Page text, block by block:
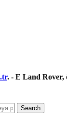
. - E Land Rover,
Search